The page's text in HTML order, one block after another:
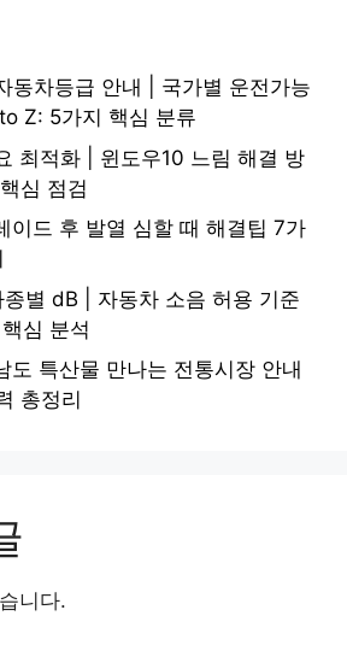
동차등급 안내 | 국가별 운전가능
Z: 5가지 핵심 분류
최적화 | 윈도우10 느림 해결 방
심 점검
이드 후 발열 심할 때 해결팁 7가
별 dB | 자동차 소음 허용 기준
심 분석
도 특산물 만나는 전통시장 안내
총정리
니다.